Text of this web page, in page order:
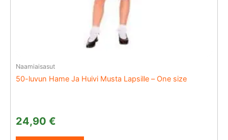
Naamiaisasut
50-luvun Hame Ja Huivi Musta Lapsille – One size
24,90 €